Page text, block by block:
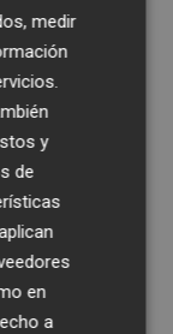
medir
y
de
en
a